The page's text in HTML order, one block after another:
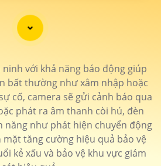
RẺ
đêm có màu 20m Hiệu KbvisionCamera
Thu âm
📎 7.800.000 VNĐ▫️ Hồng ngoại 20m FULL
HD ổ cứng 1 TB
Bộ 8 camera Kbvision
4.100.000 VNĐ▫️ Hồng ngoại 30m thương
hiệu hikvisionBộ camera siêu thị
6.500.000 VNĐ▫️ Độ phân giải ultra 2k chất
lượng cao Dahya Camera Gia Đình
ninh với khả năng báo động giúp
bất thường như xâm nhập hoặc
cố, camera sẽ gửi cảnh báo qua
phát ra âm thanh còi hú, đèn
năng như phát hiện chuyển động
tăng cường hiệu quả bảo vệ
kẻ xấu và bảo vệ khu vực giám